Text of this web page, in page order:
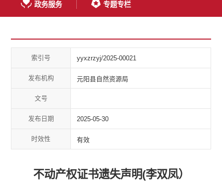
政务服务 专题专栏
索引号 yyxzrzyj/2025-00021
发布机构 元阳县自然资源局
文号
发布日期 2025-05-30
时效性 有效
不动产权证书遗失声明(李双凤）